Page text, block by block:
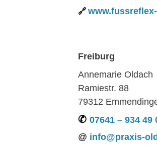
Freiburg
Annemarie Oldach
Ramiestr. 88
79312
07641 – 934 49
info@praxis-